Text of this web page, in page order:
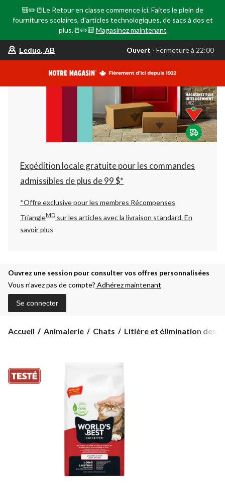
🎒✏️📒Le Retour en classe commence ici. Faites le plein de
fournitures scolaires, d'articles technologiques, de sacs à dos et
plus.📒✏️🎒 Magasinez maintenant
votre
est
AB,
Ouvert,
Fermeture
à
22:00
changer
Leduc, AB Ouvert ⋅ Fermeture à 22:00
Expédition locale gratuite pour les commandes
admissibles de plus de 99 $*
*Offre exclusive pour les membres Récompenses
TriangleMD sur les articles avec la livraison standard.En
savoir plus
Ouvrez une session pour consulter vos offres personnalisées
Vous n’avez pas de compte? Adhérez maintenant
Se connecter
Accueil Animalerie Chats Litière et élimination des